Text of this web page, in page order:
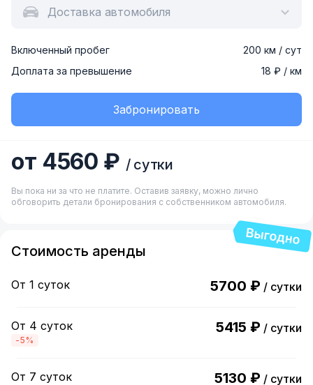
Доставка автомобиля
Включенный пробег
200 км / сут
Доплата за превышение
18 ₽ / км
Забронировать
от 4560 ₽ / сутки
Вы пока ни за что не платите. Оставив заявку, можно лично
обговорить детали бронирования с собственником автомобиля.
Стоимость аренды
От 1 суток 5700 ₽ / сутки
От 4 суток
-5%
5415 ₽ / сутки
От 7 суток 5130 ₽ / сутки